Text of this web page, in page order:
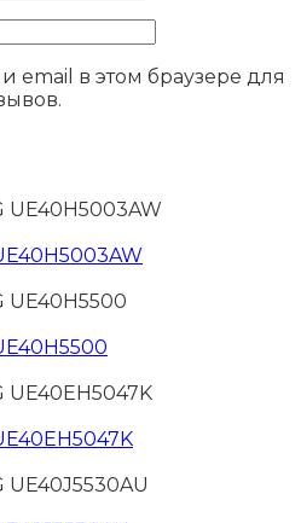
email в этом браузере для